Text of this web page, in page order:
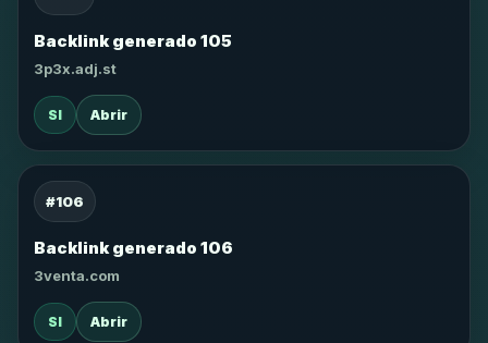
Backlink generado 105
3p3x.adj.st
SI Abrir
#106
Backlink generado 106
3venta.com
SI Abrir